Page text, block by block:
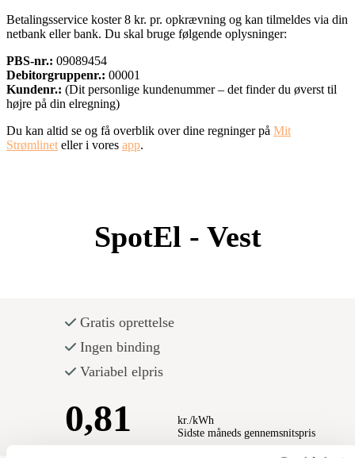
Betalingsservice koster 8 kr. pr. opkrævning og kan tilmeldes via din
netbank eller bank. Du skal bruge følgende oplysninger:
PBS-nr.: 09089454
Debitorgruppenr.: 00001
Kundenr.: (Dit personlige kundenummer – det finder du øverst til
højre på din elregning)
Du kan altid se og få overblik over dine regninger på Mit
Strømlinet eller i vores app.
SpotEl - Vest
Gratis oprettelse
Ingen binding
Variabel elpris
0,81
kr./kWh
Sidste måneds gennemsnitspris